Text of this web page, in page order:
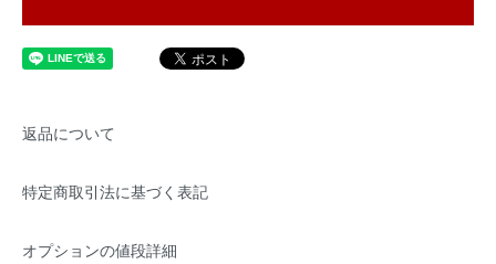
返品について
特定商取引法に基づく表記
オプションの値段詳細